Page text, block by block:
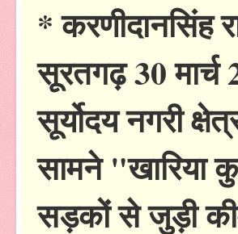
* करणीदानसिंह
सूरतगढ़ 30 मार्च
सूर्योदय नगरी
सामने "खारिया
सड़कों से जुड़ी